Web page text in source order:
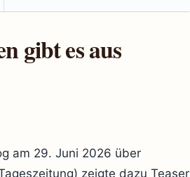
gibt es aus
am 29. Juni 2026 über
zeigte dazu Teaser